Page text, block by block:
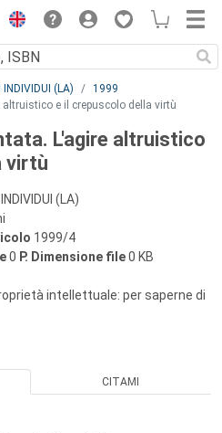
INDIVIDUI (LA)
1999
e il crepuscolo della virtù
L'agire altruistico
virtù
(LA)
1999/4
0 P. Dimensione file0 KB
intellettuale: per saperne di
CITAMI